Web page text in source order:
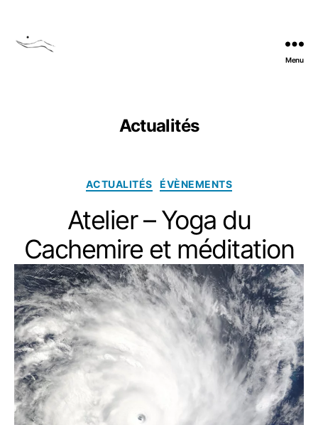
Menu
Actualités
Catégories
ACTUALITÉS ÉVÈNEMENTS
Atelier – Yoga du
Cachemire et méditation